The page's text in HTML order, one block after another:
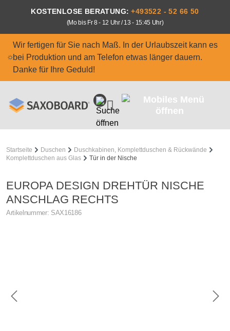
Zum Hauptinhalt springen
KOSTENLOSE BERATUNG: +493522 - 52 66 50
(Mo bis Fr 8 - 12 Uhr / 13 - 15:45 Uhr)
Wir fertigen für Sie nach Maß. In der Urlaubszeit kann es
bei Produktion und am Telefon etwas länger dauern.
Danke für Ihre Geduld!
Startseite Duschen
Duschkabinen, Komplettduschen & Rückwände
Komplettduschen aus Glas
Tür in der Nische
EUROPA DESIGN DREHTÜR NISCHE
ANSCHLAG RECHTS
Artikelnummer: SAX16186